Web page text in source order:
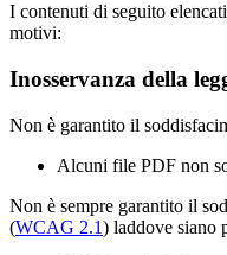
I contenuti di seguito
motivi:
Inosservanza della
Non è garantito il
Alcuni file PDF non
Non è sempre garantito il
(WCAG 2.1) laddove siano